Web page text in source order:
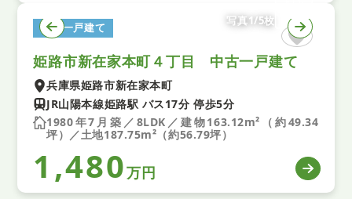
中古一戸建て
写真1/5枚
姫路市新在家本町４丁目 中古一戸建て
兵庫県姫路市新在家本町
JR山陽本線姫路駅 バス17分 停歩5分
1980年7月築／8LDK／建物163.12m²（約49.34
坪）／土地187.75m²（約56.79坪）
1,480万円